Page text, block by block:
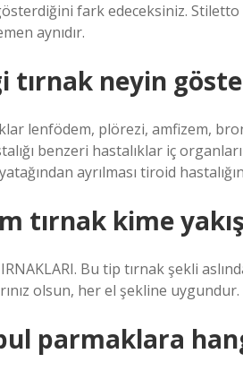
fark edeceksiniz.
aynıdır.
tırnak neyin
lenfödem, plörezi, amfizem,
benzeri hastalıklar iç
ayrılması tiroid
tırnak kime
Bu tip tırnak şekli
olsun, her el şekline
parmaklara